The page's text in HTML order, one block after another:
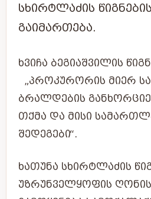
ᲡᲮᲘᲠᲢᲚᲐᲫᲘᲡ
ᲒᲐᲘᲛᲐᲠᲗᲔᲑᲐ.
ᲮᲕᲘᲩᲐ ᲑᲔᲒᲘᲐᲨᲕᲘᲚᲘᲡ
„ᲞᲠᲝᲙᲣᲠᲝᲠᲘᲡ ᲛᲘᲔᲠ
ᲑᲠᲐᲚᲓᲔᲑᲘᲡ
ᲗᲥᲛᲐ ᲓᲐ ᲛᲘᲡᲘ
ᲨᲔᲓᲔᲒᲔᲑᲘ“.
ᲮᲐᲗᲣᲜᲐ ᲡᲮᲘᲠᲢᲚᲐᲫᲘᲡ
ᲣᲖᲠᲣᲜᲕᲔᲚᲧᲝᲤᲘᲡ